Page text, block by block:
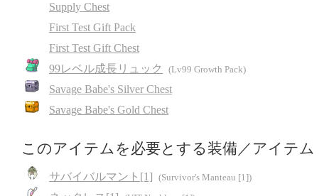
Supply Chest
First Test Gift Pack
First Test Gift Chest
99レベル成長リュック
(Lv99 Growth Pack)
Savage Babe's Silver Chest
Savage Babe's Gold Chest
このアイテムを必要とする装備／アイテム
サバイバルマント[1] (Survivor's Manteau [1])